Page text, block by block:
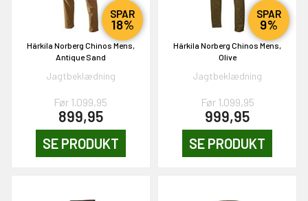
SPAR
18%
Härkila Norberg Chinos Mens,
Antique Sand
Jagtbeklædning
Før 1.099,95
899,95
SE PRODUKT
SPAR
9%
Härkila Norberg Chinos Mens,
Olive
Jagtbeklædning
Før 1.099,95
999,95
SE PRODUKT
DELTAG!